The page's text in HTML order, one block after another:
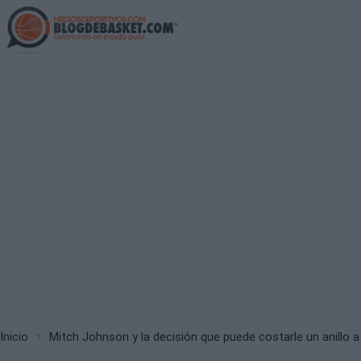
Skip
to
main
Breadcrumb
Inicio Mitch Johnson y la decisión que puede costarle un anillo